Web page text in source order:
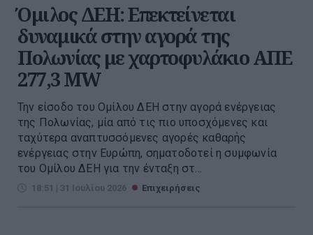
Όμιλος ΔΕΗ: Επεκτείνεται
δυναμικά στην αγορά της
Πολωνίας με χαρτοφυλάκιο ΑΠΕ
277,3 MW
Την είσοδο του Ομίλου ΔΕΗ στην αγορά ενέργειας
της Πολωνίας, μία από τις πιο υποσχόμενες και
ταχύτερα αναπτυσσόμενες αγορές καθαρής
ενέργειας στην Ευρώπη, σηματοδοτεί η συμφωνία
του Ομίλου ΔΕΗ για την ένταξη στ...
18:51 | 31 Ιουλίου 2026 Επιχειρήσεις